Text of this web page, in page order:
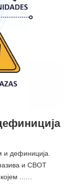
дефиниција.
и СВОТ
...…